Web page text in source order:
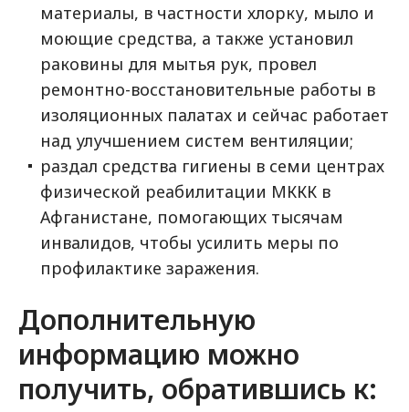
материалы, в частности хлорку, мыло и
моющие средства, а также установил
раковины для мытья рук, провел
ремонтно-восстановительные работы в
изоляционных палатах и сейчас работает
над улучшением систем вентиляции;
раздал средства гигиены в семи центрах
физической реабилитации МККК в
Афганистане, помогающих тысячам
инвалидов, чтобы усилить меры по
профилактике заражения.
Дополнительную
информацию можно
получить, обратившись к: